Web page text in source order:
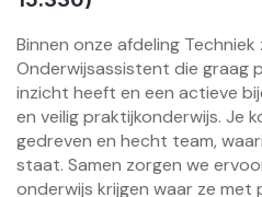
Binnen onze afdeling Techniek
Onderwijsassistent die graag
inzicht heeft en een actieve
en veilig praktijkonderwijs. Je
gedreven en hecht team,
staat. Samen zorgen we
onderwijs krijgen waar ze met